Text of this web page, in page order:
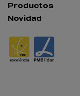
Productos
Novidad